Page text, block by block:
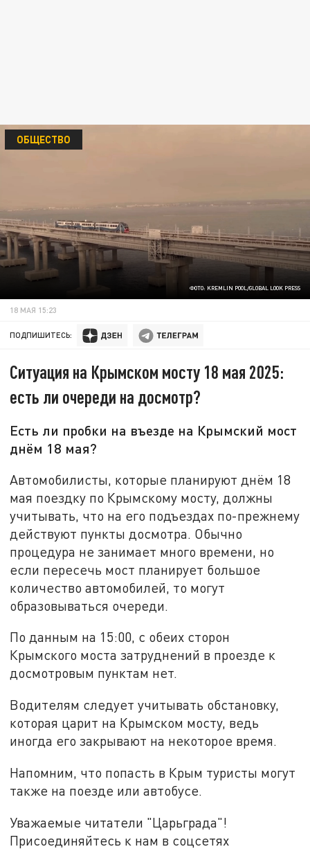
ФОТО: KREMLIN POOL/GLOBAL LOOK PRESS
ОБЩЕСТВО
18 МАЯ 15:23
ПОДПИШИТЕСЬ:
Ситуация на Крымском мосту 18 мая 2025:
есть ли очереди на досмотр?
Есть ли пробки на въезде на Крымский мост
днём 18 мая?
Автомобилисты, которые планируют днём 18
мая поездку по Крымскому мосту, должны
учитывать, что на его подъездах по-прежнему
действуют пункты досмотра. Обычно
процедура не занимает много времени, но
если пересечь мост планирует большое
количество автомобилей, то могут
образовываться очереди.
По данным на 15:00, с обеих сторон
Крымского моста затруднений в проезде к
досмотровым пунктам нет.
Водителям следует учитывать обстановку,
которая царит на Крымском мосту, ведь
иногда его закрывают на некоторое время.
Напомним, что попасть в Крым туристы могут
также на поезде или автобусе.
Уважаемые читатели "Царьграда"!
Присоединяйтесь к нам в соцсетях